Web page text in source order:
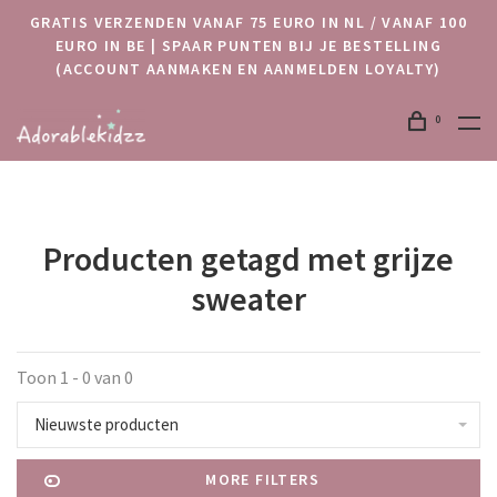
GRATIS VERZENDEN VANAF 75 EURO IN NL / VANAF 100
EURO IN BE | SPAAR PUNTEN BIJ JE BESTELLING
(ACCOUNT AANMAKEN EN AANMELDEN LOYALTY)
0
Producten getagd met grijze
sweater
Toon 1 - 0 van 0
Nieuwste producten
MORE FILTERS